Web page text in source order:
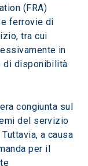
(FRA)
ferrovie di
tra cui
in
di disponibilità
congiunta sul
del servizio
a causa
per il